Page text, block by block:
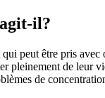
il?
peut être pris
pleinement de leur
de